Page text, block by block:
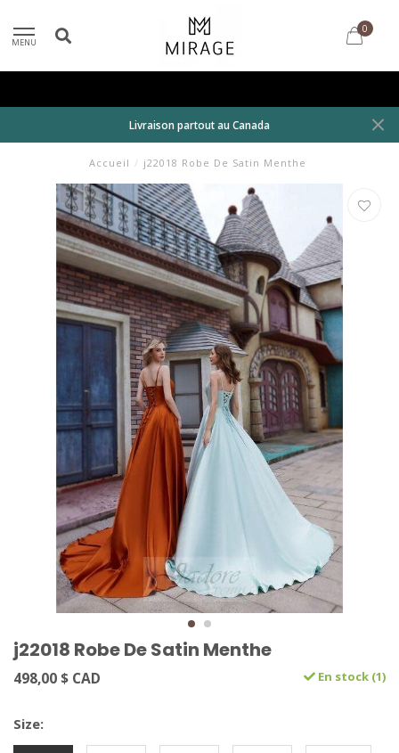
MENU
0
Livraison partout au Canada
Accueil / j22018 Robe De Satin Menthe
j22018 Robe De Satin Menthe
498,00 $ CAD En stock (1)
Size: